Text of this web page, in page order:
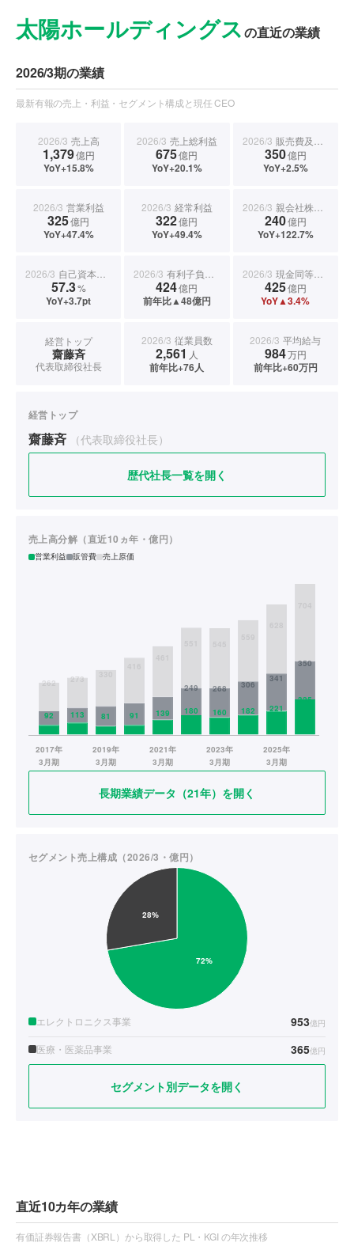
太陽ホールディングス の直近の業績
2026/3期の業績
最新有報の売上・利益・セグメント構成と現任 CEO
2026/3 売上高
1,379億円
YoY+15.8%
2026/3 売上総利益
675億円
YoY+20.1%
2026/3 販売費及び一般管理費
350億円
YoY+2.5%
2026/3 営業利益
325億円
YoY+47.4%
2026/3 経常利益
322億円
YoY+49.4%
2026/3 親会社株主に帰属する当期純利益
240億円
YoY+122.7%
2026/3 自己資本比率
57.3%
YoY+3.7pt
2026/3 有利子負債合計
424億円
前年比▲48億円
2026/3 現金同等物期末残高
425億円
YoY▲3.4%
経営トップ
齋藤斉
代表取締役社長
2026/3 従業員数
2,561 人
前年比+76人
2026/3 平均給与
984万円
前年比+60万円
経営トップ
齋藤斉 （代表取締役社長）
歴代社長一覧を開く
売上高分解（直近10ヵ年・億円）
営業利益 販管費 売上原価
長期業績データ（21年）を開く
セグメント売上構成（2026/3・億円）
エレクトロニクス事業 953億円
医療・医薬品事業 365億円
セグメント別データを開く
直近10カ年の業績
有価証券報告書（XBRL）から取得した PL・KGI の年次推移